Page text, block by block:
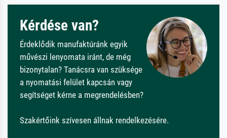
Kérdése van?
Érdeklődik manufaktúránk egyik
művészi lenyomata iránt, de még
bizonytalan? Tanácsra van szüksége
a nyomatási felület kapcsán vagy
segítséget kérne a megrendelésben?
Szakértőink szívesen állnak rendelkezésére.